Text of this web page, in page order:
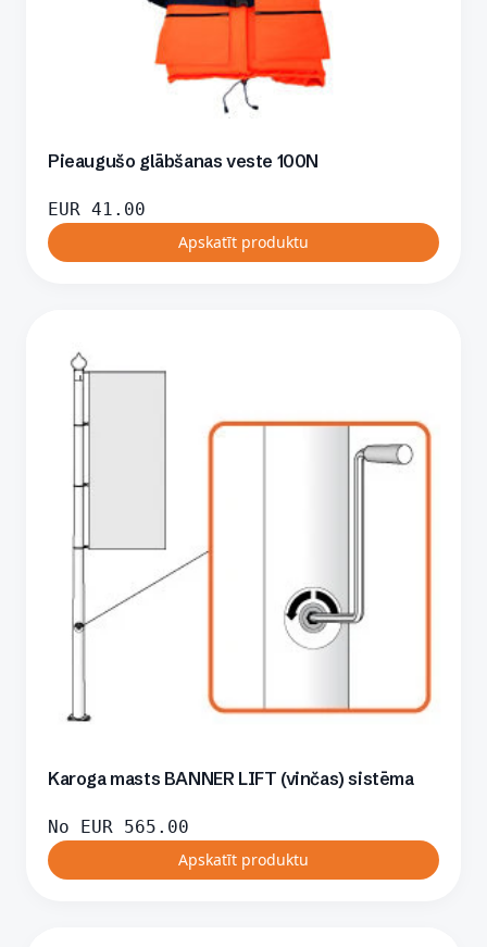
Pieaugušo glābšanas veste 100N
EUR 41.00
Apskatīt produktu
Karoga masts BANNER LIFT (vinčas) sistēma
No EUR
565.00
Apskatīt produktu